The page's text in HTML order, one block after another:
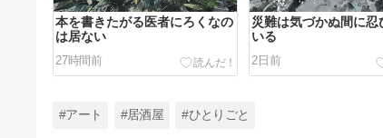
本を書きたがる医者にろくなの
は居ない
27時間前
災難は気づかぬ間に忍
いる
2日前
#アート #居酒屋 #ひとりごと